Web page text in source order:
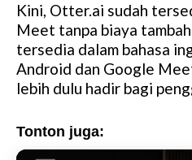
Kini, Otter.ai sudah
Meet tanpa biaya
tersedia dalam bahasa
Android dan Google
lebih dulu hadir bagi
Tonton juga: